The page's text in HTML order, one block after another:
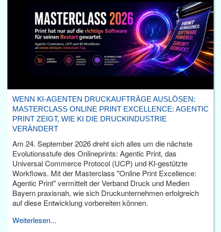
WENN KI-AGENTEN DRUCKAUFTRÄGE AUSLÖSEN:
MASTERCLASS ONLINE PRINT EXCELLENCE: AGENTIC
PRINT ZEIGT, WIE KI DIE DRUCKINDUSTRIE
VERÄNDERT
Am 24. September 2026 dreht sich alles um die nächste
Evolutionsstufe des Onlineprints: Agentic Print, das
Universal Commerce Protocol (UCP) und KI-gestützte
Workflows. Mit der Masterclass "Online Print Excellence:
Agentic Print" vermittelt der Verband Druck und Medien
Bayern praxisnah, wie sich Druckunternehmen erfolgreich
auf diese Entwicklung vorbereiten können.
Weiterlesen...